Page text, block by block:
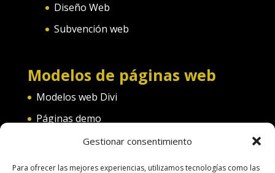
Gestionar consentimiento
Para ofrecer las mejores experiencias, utilizamos tecnologías como las
Diseño Web
Subvención web
Modelos de páginas web
Modelos web Divi
Páginas demo
Web convento
Web diferentes categorías